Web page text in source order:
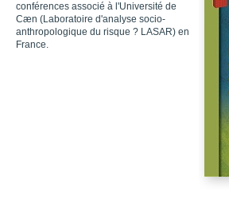
conférences associé à l'Université de
Cæn (Laboratoire d'analyse socio-
anthropologique du risque ? LASAR) en
France.